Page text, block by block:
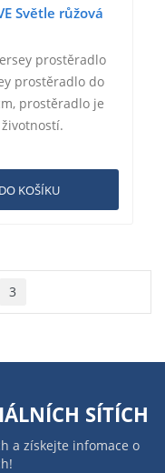
Světle růžová
prostěradlo
prostěradlo do
prostěradlo je
DO KOŠÍKU
3
SÍTÍCH
a získejte infomace o